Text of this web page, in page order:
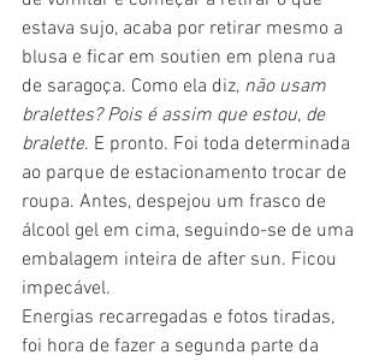
estava sujo, acaba por retirar mesmo a
blusa e ficar em soutien em plena rua
de saragoça. Como ela diz, não usam
bralettes? Pois é assim que estou, de
bralette. E pronto. Foi toda determinada
ao parque de estacionamento trocar de
roupa. Antes, despejou um frasco de
álcool gel em cima, seguindo-se de uma
embalagem inteira de after sun. Ficou
impecável.
Energias recarregadas e fotos tiradas,
foi hora de fazer a segunda parte da